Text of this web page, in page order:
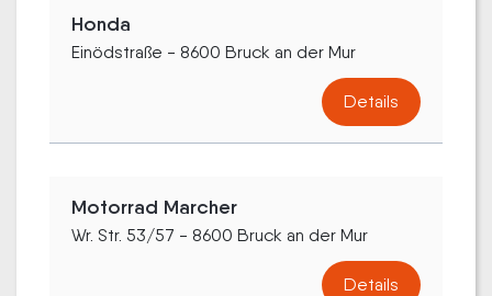
Honda
Einödstraße - 8600 Bruck an der Mur
Details
Motorrad Marcher
Wr. Str. 53/57 - 8600 Bruck an der Mur
Details